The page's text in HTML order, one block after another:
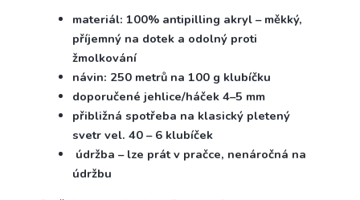
materiál: 100% antipilling akryl – měkký,
příjemný na dotek a odolný proti
žmolkování
návin: 250 metrů na 100 g klubíčku
doporučené jehlice/háček 4–5 mm
přibližná spotřeba na klasický pletený
svetr vel. 40 – 6 klubíček
údržba – lze prát v pračce, nenáročná na
údržbu